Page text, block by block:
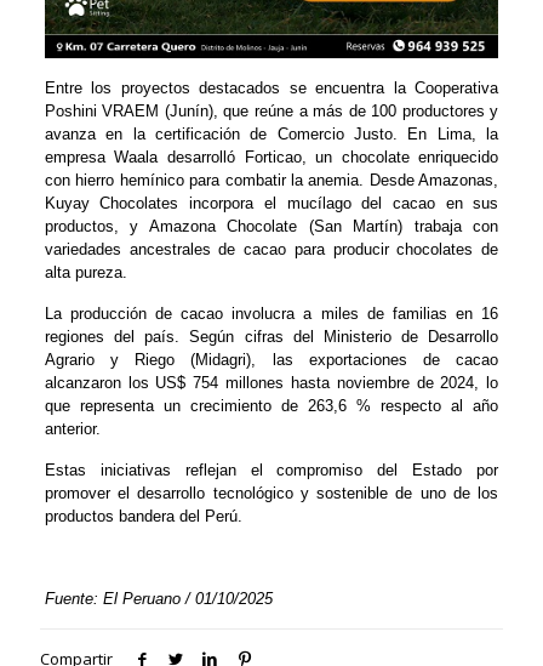
Entre los proyectos destacados se encuentra la Cooperativa
Poshini VRAEM (Junín), que reúne a más de 100 productores y
avanza en la certificación de Comercio Justo. En Lima, la
empresa Waala desarrolló Forticao, un chocolate enriquecido
con hierro hemínico para combatir la anemia. Desde Amazonas,
Kuyay Chocolates incorpora el mucílago del cacao en sus
productos, y Amazona Chocolate (San Martín) trabaja con
variedades ancestrales de cacao para producir chocolates de
alta pureza.
La producción de cacao involucra a miles de familias en 16
regiones del país. Según cifras del Ministerio de Desarrollo
Agrario y Riego (Midagri), las exportaciones de cacao
alcanzaron los US$ 754 millones hasta noviembre de 2024, lo
que representa un crecimiento de 263,6 % respecto al año
anterior.
Estas iniciativas reflejan el compromiso del Estado por
promover el desarrollo tecnológico y sostenible de uno de los
productos bandera del Perú.
Fuente: El Peruano / 01/10/2025
Compartir